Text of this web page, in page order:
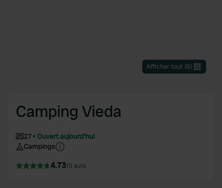
Afficher tout(6)
Camping Vieda
27
Ouvert aujourd'hui
Campings
4.7315 avis